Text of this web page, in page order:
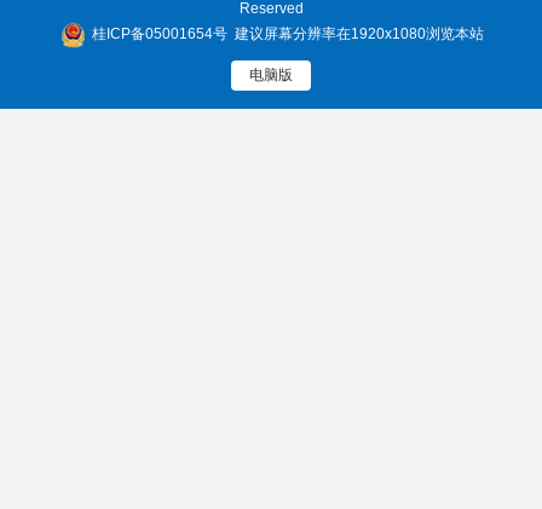
Reserved
桂ICP备05001654号 建议屏幕分辨率在1920x1080浏览本站
电脑版